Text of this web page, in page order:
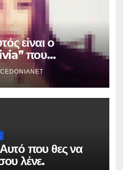
είναι ο
που
τον θάνατο της
που θες να
λένε.